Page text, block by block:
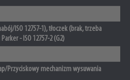
ISO 12757-1), tłoczek (brak, trzeba
- ISO 12757-2 (G2)
Przyciskowy mechanizm wysuwania